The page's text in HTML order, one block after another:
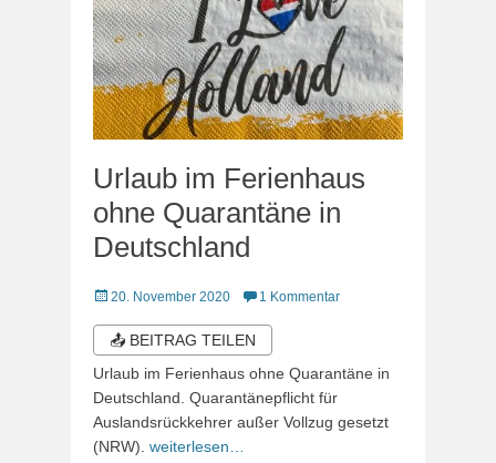
Urlaub im Ferienhaus
ohne Quarantäne in
Deutschland
Veröffentlicht
20. November 2020 1 Kommentar
📤 BEITRAG TEILEN
Urlaub im Ferienhaus ohne Quarantäne in
Deutschland. Quarantänepflicht für
Auslandsrückkehrer außer Vollzug gesetzt
(NRW). weiterlesen…